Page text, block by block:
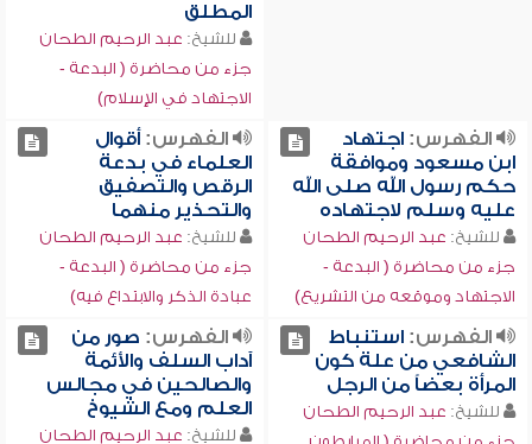
المطلق
للشيخ: عبد الرحيم الطحان
جزء من محاضرة ( البدعة -
الاجتهاد في الإسلام)
الفهرس:اجتهاد
ابن مسعود وموافقة
حكم رسول الله صلى الله
عليه وسلم لاجتهاده
للشيخ: عبد الرحيم الطحان
جزء من محاضرة ( البدعة -
الاجتهاد وموقعه من التشريع)
الفهرس:أقوال
العلماء في بدعة
الرقص والتصفيق
والتحذير منهما
للشيخ: عبد الرحيم الطحان
جزء من محاضرة ( البدعة -
عبادة الذكر والابتداع فيه)
الفهرس:استنباط
الشافعي من علة كون
المرأة بعضاً من الرجل
للشيخ: عبد الرحيم الطحان
الفهرس: صور من
آداب السلف والأئمة
والصالحين في مجالس
العلم ومع الشيوخ
للشيخ: عبد الرحيم الطحان